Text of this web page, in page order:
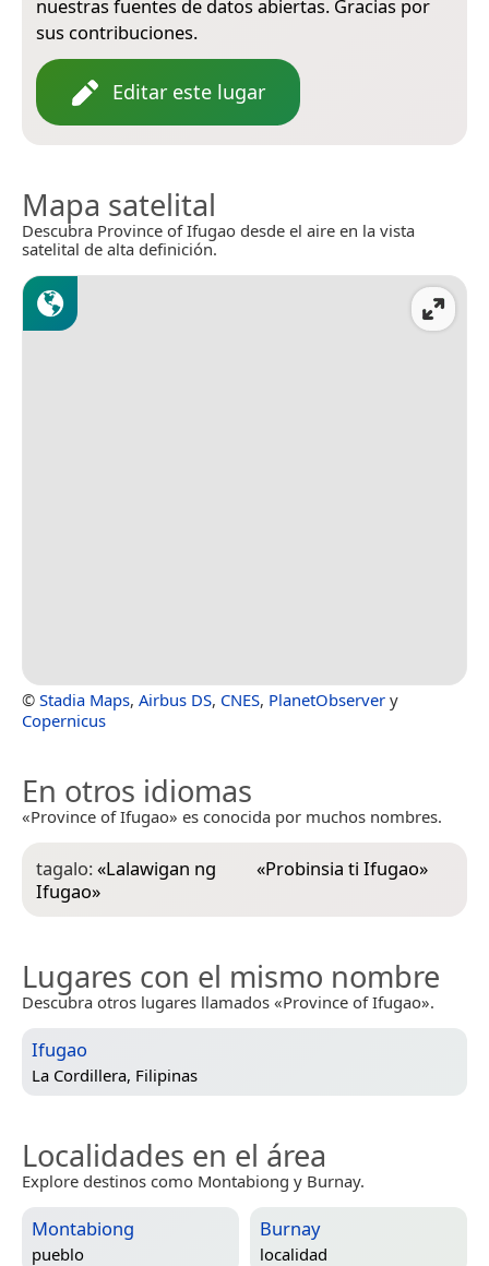
nuestras fuentes de datos abiertas. Gracias por
sus contribuciones.
Editar este lugar
Mapa satelital
Descubra Province of Ifugao desde el aire en la vista
satelital de alta definición.
© Stadia Maps, Airbus DS, CNES, PlanetObserver y
Copernicus
En otros idiomas
«Province of Ifugao» es conocida por muchos nombres.
tagalo:«Lalawigan ng
Ifugao»
«Probinsia ti Ifugao»
Lugares con el mismo nombre
Descubra otros lugares llamados «Province of Ifugao».
Ifugao
La Cordillera, Filipinas
Localidades en el área
Explore destinos como Montabiong y Burnay.
Montabiong
pueblo
Burnay
localidad